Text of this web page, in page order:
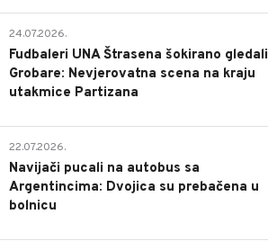
24.07.2026.
Fudbaleri UNA Štrasena šokirano gledali
Grobare: Nevjerovatna scena na kraju
utakmice Partizana
22.07.2026.
Navijači pucali na autobus sa
Argentincima: Dvojica su prebačena u
bolnicu